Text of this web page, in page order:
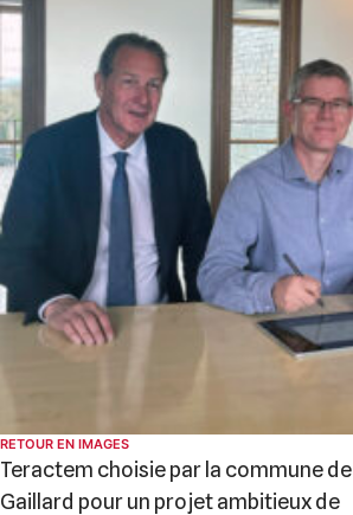
RETOUR EN IMAGES
Teractem choisie par la commune de
Gaillard pour un projet ambitieux de